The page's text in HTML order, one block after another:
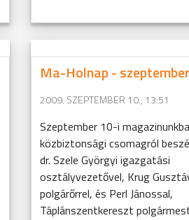
Ma-Holnap -
2009. SZEPTEMBER 10., 13:51
Szeptember 10-i
közbiztonsági csomagról
dr. Szele Györgyi igazgatási
osztályvezetővel, Krug
polgárőrrel, és Perl Jánossal,
Táplánszentkereszt